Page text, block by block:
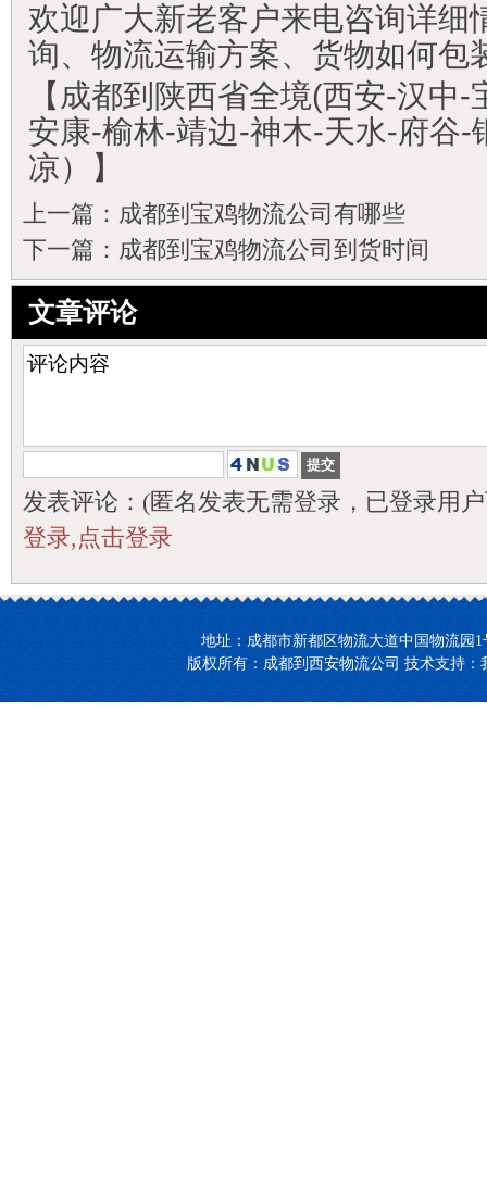
欢迎广大新老客户来电咨询详细
询、物流运输方案、货物如何包
【成都到陕西省全境(西安-汉中
安康-榆林-靖边-神木-天水-府谷-
凉）】
上一篇： 成都到宝鸡物流公司有哪些
下一篇： 成都到宝鸡物流公司到货时间
文章评论
发表评论：(匿名发表无需登录，已登录用
登录,点击登录
地址：成都市新都区物流大道中国物流园
版权所有：成都到西安物流公司 技术支持：